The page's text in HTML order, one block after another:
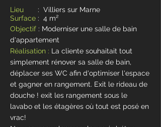
Lieu
: Villiers sur Marne
Surface : 4 m²
Objectif : Moderniser une salle de bain
d'appartement
Réalisation : La cliente souhaitait tout
simplement rénover sa salle de bain,
déplacer ses WC afin d'optimiser l'espace
et gagner en rangement. Exit le rideau de
douche ! exit les rangement sous le
lavabo et les étagères où tout est posé en
vrac!